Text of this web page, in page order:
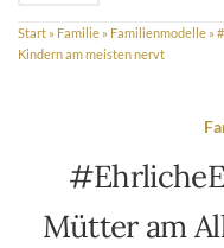
Start » Familie » Familienmodelle »
Kindern am meisten nervt
Mütter am